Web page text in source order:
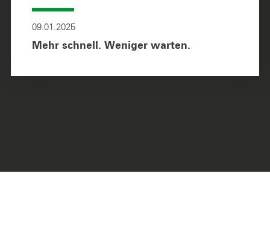
09.01.2025
Mehr schnell. Weniger warten.